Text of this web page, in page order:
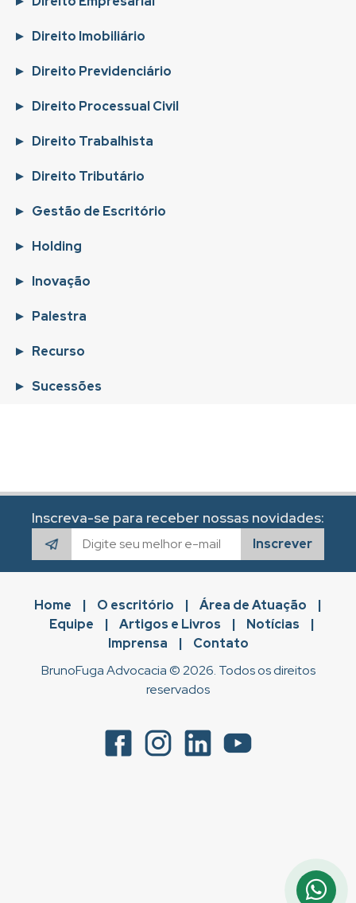
Direito Imobiliário
Direito Previdenciário
Direito Processual Civil
Direito Trabalhista
Direito Tributário
Gestão de Escritório
Holding
Inovação
Palestra
Recurso
Sucessões
Inscreva-se para receber nossas novidades:
Inscrever
Home | O escritório | Área de Atuação
|
Equipe
| Artigos e Livros | Notícias
|
Imprensa
|
Contato
BrunoFuga Advocacia © 2026. Todos os direitos
reservados